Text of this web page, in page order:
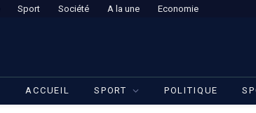
Sport Société A la une Economie
ACCUEIL SPORT POLITIQUE